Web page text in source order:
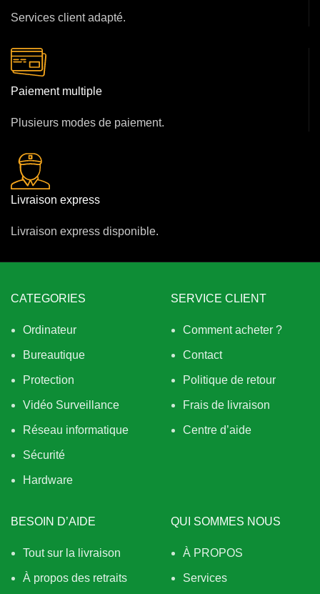
Services client adapté.
Paiement multiple
Plusieurs modes de paiement.
Livraison express
Livraison express disponible.
CATEGORIES
Ordinateur
Bureautique
Protection
Vidéo Surveillance
Réseau informatique
Sécurité
Hardware
SERVICE CLIENT
Comment acheter ?
Contact
Politique de retour
Frais de livraison
Centre d’aide
BESOIN D’AIDE
Tout sur la livraison
À propos des retraits
QUI SOMMES NOUS
À PROPOS
Services